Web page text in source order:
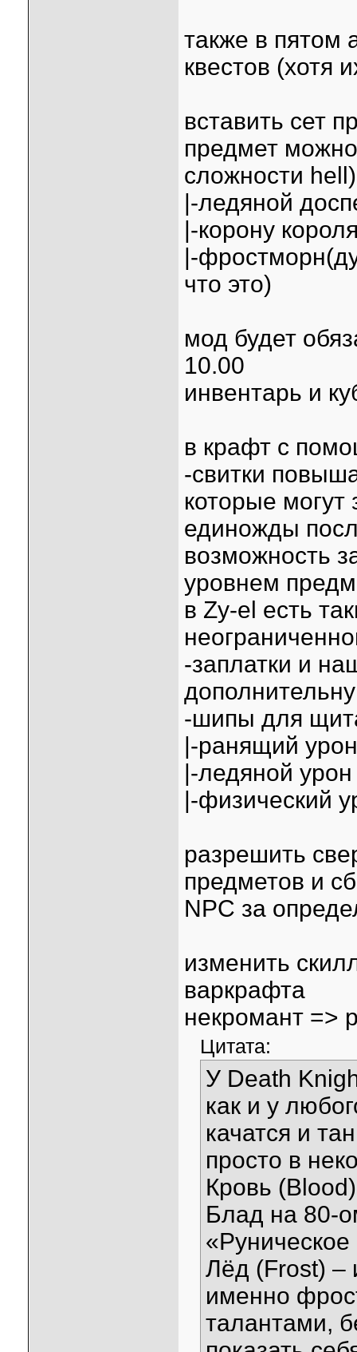
также в пятом
квестов (хотя
вставить сет
предмет
сложности hell)
|-ледяной
|-корону
|-
что это)
мод будет
10.00
инвентарь и
в крафт с
-свитки
которые могут
единожды
возможность
уровнем
в Zy-el есть
-заплатки и
-шипы для
|-ранящий
|-ледяной урон
|-физический
разрешить
предметов и
NPC за
изменить
варкрафта
некромант =>
Цитата:
У Death
как и у
качатся и
просто в
Кровь
Блад на 80-
Лёд (Frost) –
именно
талантами,